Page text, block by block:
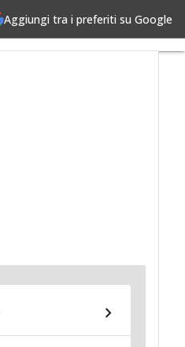
Aggiungi tra i preferiti su Google